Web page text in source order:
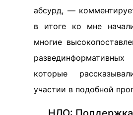
абсурд, —
в итоге ко мне
многие
которые
участии в подобной